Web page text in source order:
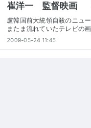
崔洋一 監督映画
盧韓国前大統領自殺のニュ
またま流れていたテレビの
2009-05-24 11:45